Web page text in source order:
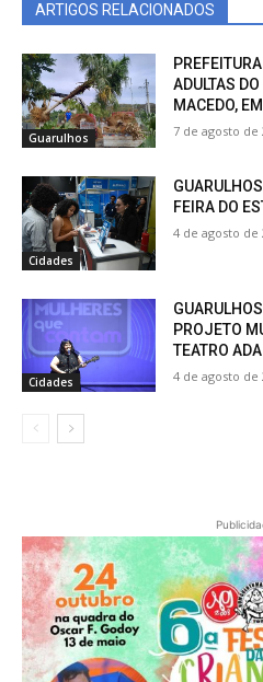
ARTIGOS RELACIONADOS
Guarulhos
ADULTAS
MACEDO,
7 de agosto de
Cidades
FEIRA DO
4 de agosto de
Cidades
PROJETO
TEATRO
4 de agosto de